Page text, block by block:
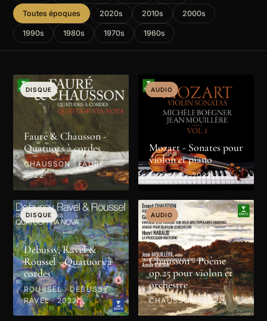
Toutes époques 2020s 2010s 2000s
1990s 1980s 1970s 1960s
DISQUE
Fauré & Chausson -
Quatuors à cordes
CHAUSSON · FAURÉ ·
2022
AUDIO
Mozart - Sonates pour
violon et piano
MOZART · 2022
DISQUE
Debussy, Ravel &
Roussel - Quatuors à
cordes
ROUSSEL · DEBUSSY ·
RAVEL · 2022
AUDIO
Chausson - Poème
op.25 pour violon et
orchestre
CHAUSSON · 2022